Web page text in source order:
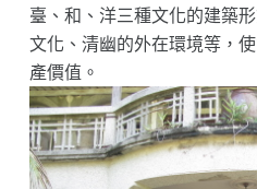
臺、和、洋三種文化的建築
文化、清幽的外在環境等，
產價值。